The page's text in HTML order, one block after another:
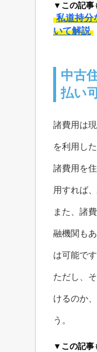
▼この記事
私道持分
いて解説
中古
払い
諸費用は
を利用し
諸費用を
用すれば
また、諸
融機関も
は可能です
ただし、
けるのか
う。
▼この記事